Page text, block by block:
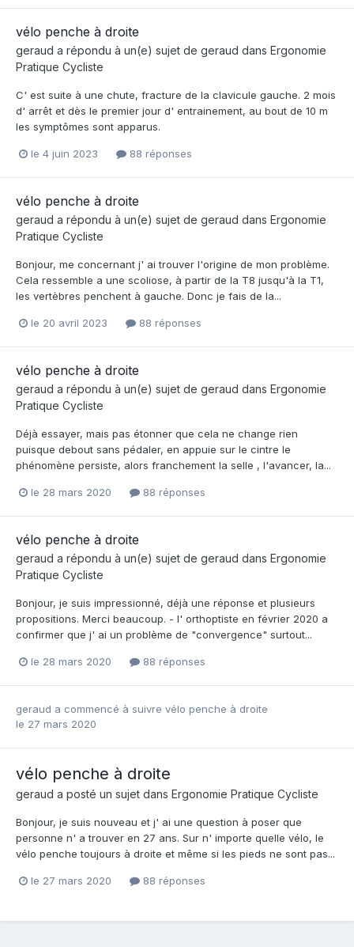
vélo penche à droite
geraud a répondu à un(e) sujet de geraud dans Ergonomie
Pratique Cycliste
C' est suite à une chute, fracture de la clavicule gauche. 2 mois
d' arrêt et dès le premier jour d' entrainement, au bout de 10 m
les symptômes sont apparus.
le 4 juin 2023 88 réponses
vélo penche à droite
geraud a répondu à un(e) sujet de geraud dans Ergonomie
Pratique Cycliste
Bonjour, me concernant j' ai trouver l'origine de mon problème.
Cela ressemble a une scoliose, à partir de la T8 jusqu'à la T1,
les vertèbres penchent à gauche. Donc je fais de la...
le 20 avril 2023 88 réponses
vélo penche à droite
geraud a répondu à un(e) sujet de geraud dans Ergonomie
Pratique Cycliste
Déjà essayer, mais pas étonner que cela ne change rien
puisque debout sans pédaler, en appuie sur le cintre le
phénomène persiste, alors franchement la selle , l'avancer, la...
le 28 mars 2020 88 réponses
vélo penche à droite
geraud a répondu à un(e) sujet de geraud dans Ergonomie
Pratique Cycliste
Bonjour, je suis impressionné, déjà une réponse et plusieurs
propositions. Merci beaucoup. - l' orthoptiste en février 2020 a
confirmer que j' ai un problème de "convergence" surtout...
le 28 mars 2020 88 réponses
geraud a commencé à suivre vélo penche à droite
le 27 mars 2020
vélo penche à droite
geraud a posté un sujet dans Ergonomie Pratique Cycliste
Bonjour, je suis nouveau et j' ai une question à poser que
personne n' a trouver en 27 ans. Sur n' importe quelle vélo, le
vélo penche toujours à droite et même si les pieds ne sont pas...
le 27 mars 2020 88 réponses